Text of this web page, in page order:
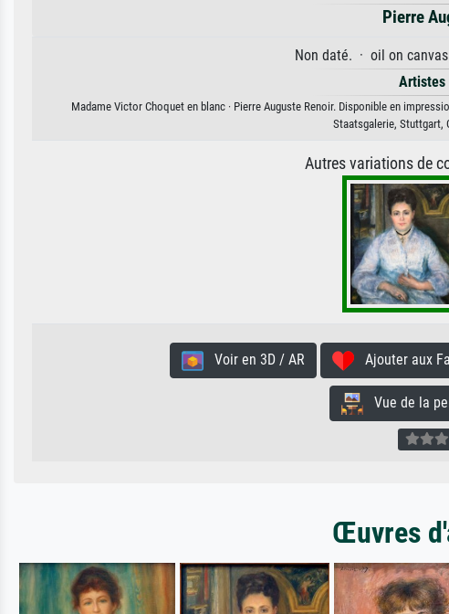
Pierre
Non daté. · oil on
Artistes
Madame Victor Choquet en blanc · Pierre Auguste Renoir. Disponible en
Staatsgalerie, Stuttgart,
Autres variations de
Voir en 3D / AR Ajouter aux
Vue de la
Œuvres